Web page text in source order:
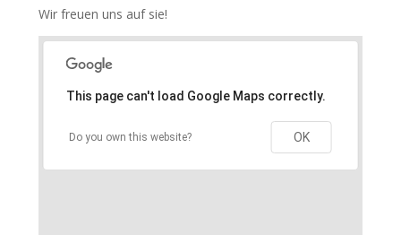
Wir freuen uns auf sie!
This page can't load Google Maps correctly.
Do you own this website? OK